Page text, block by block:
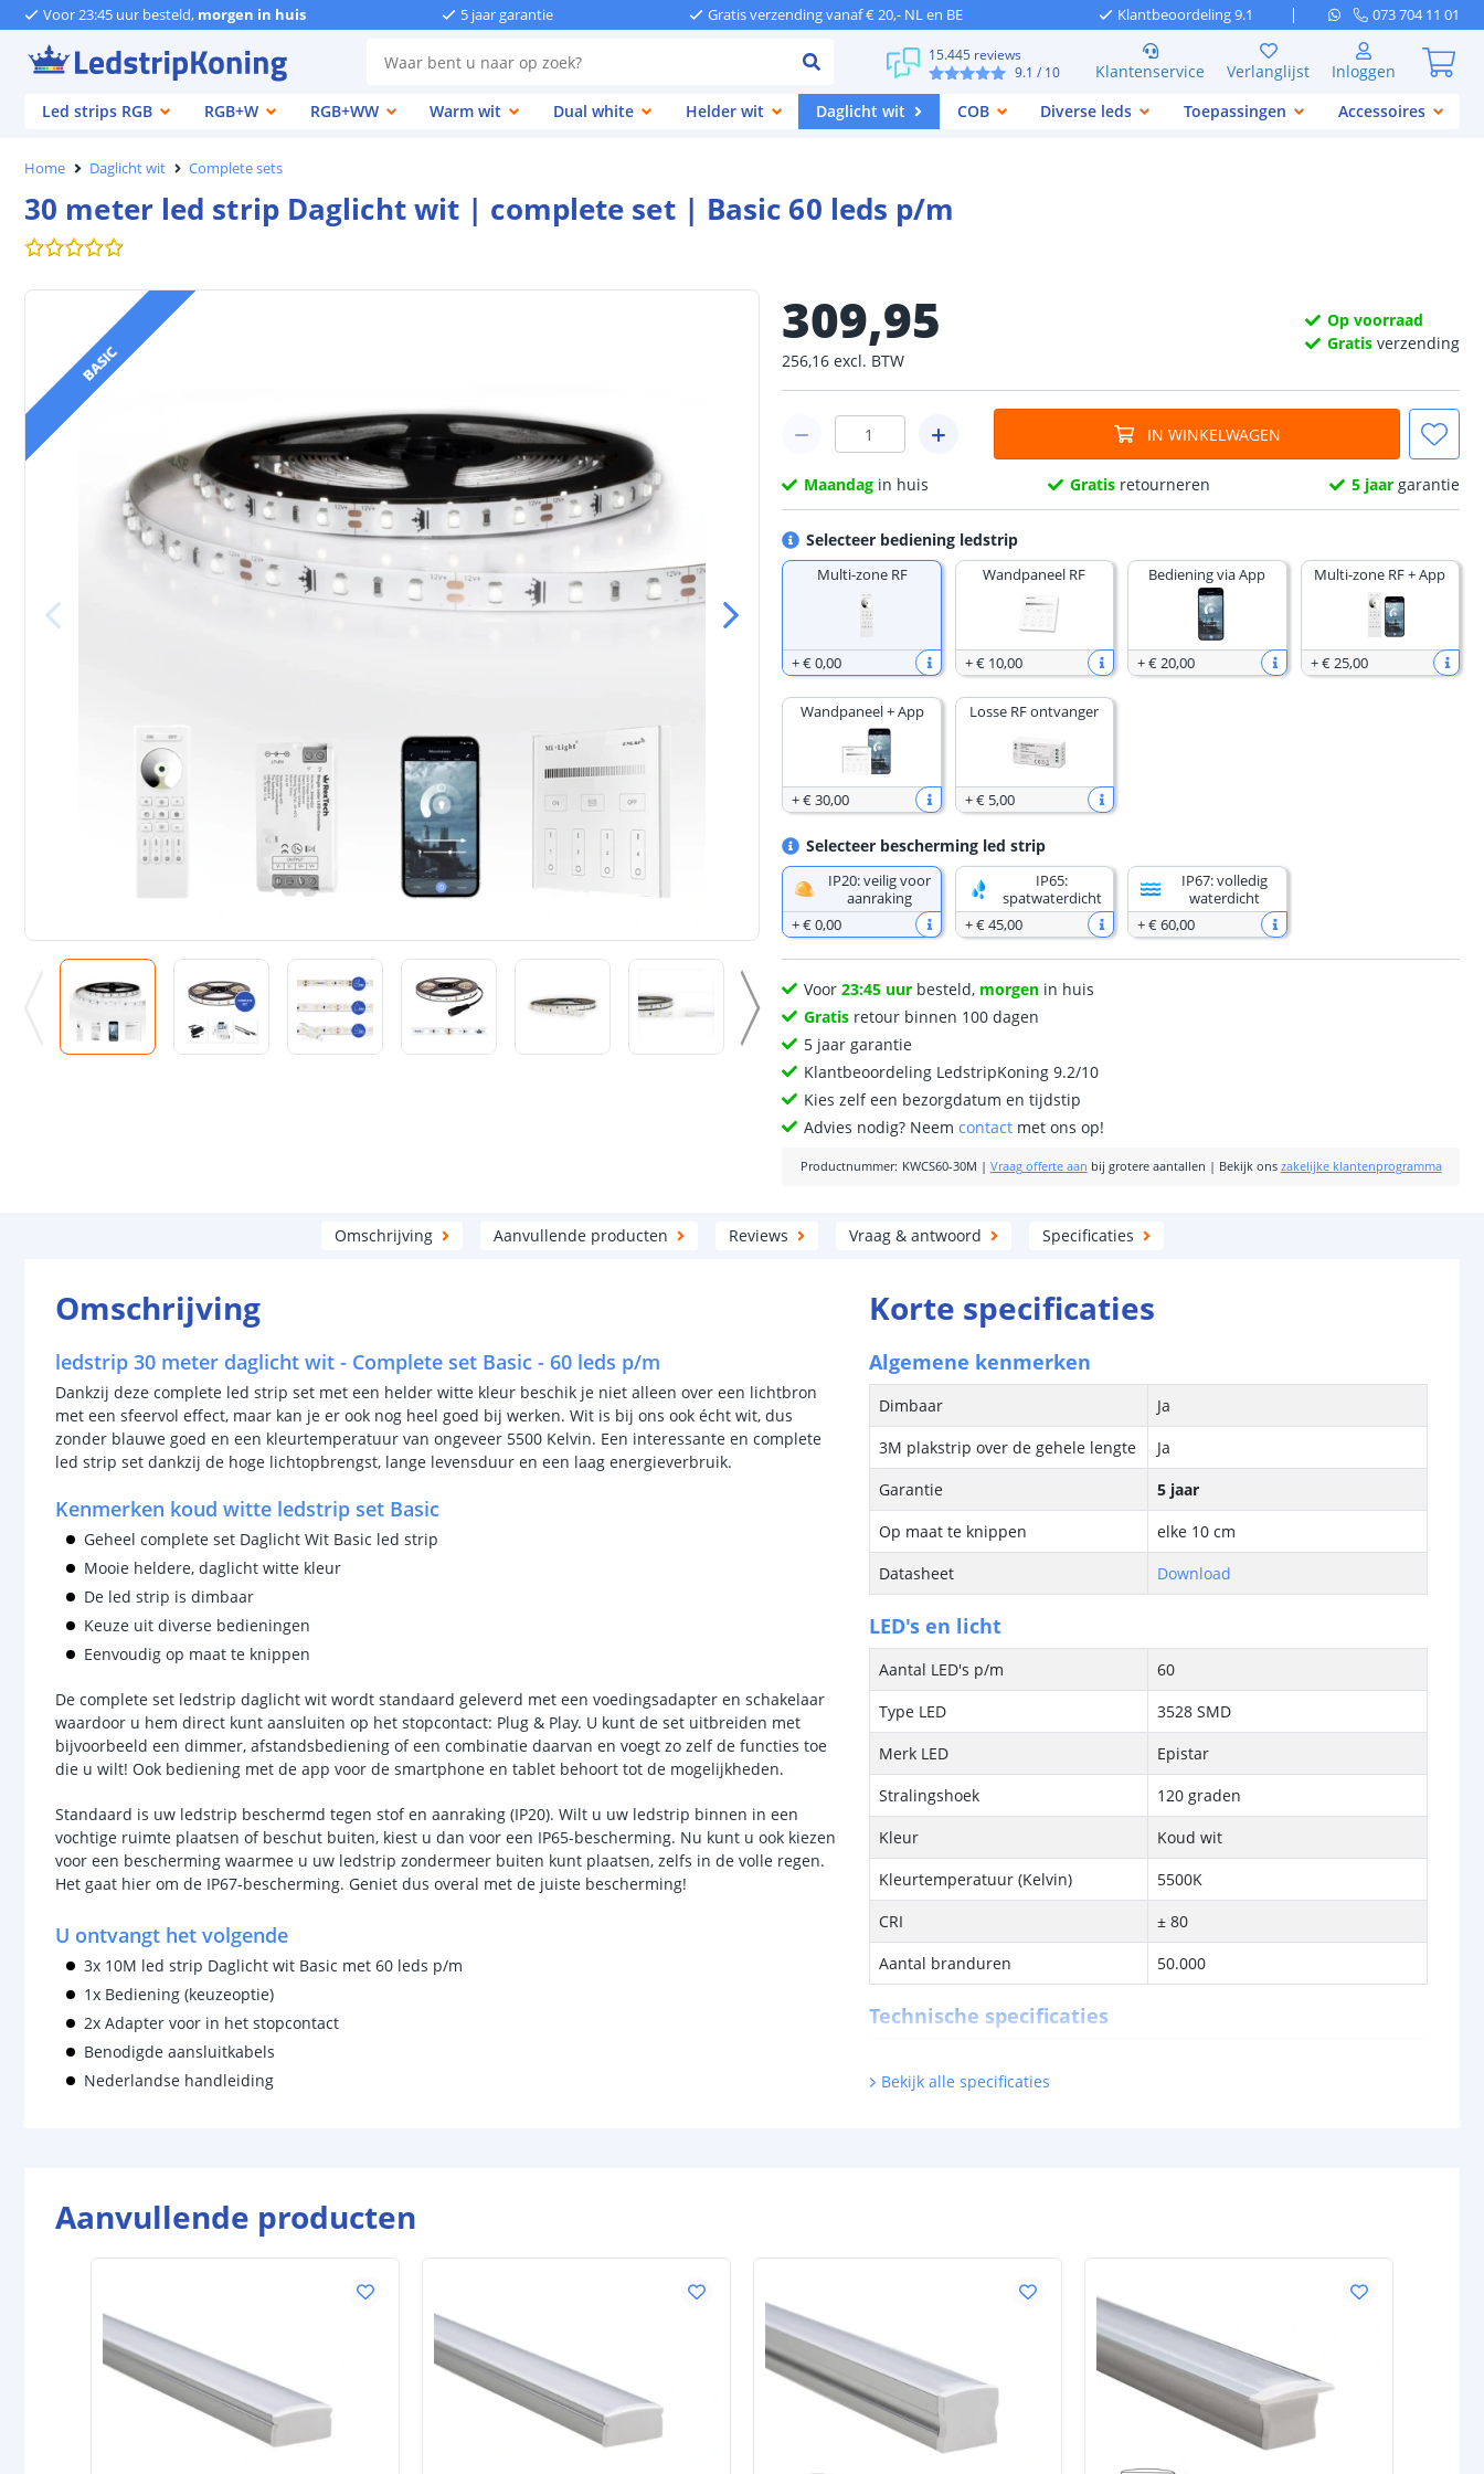
Voor 23:45 uur besteld, morgen in huis 5 jaar garantie Gratis verzending vanaf € 20,- NL en BE Klantbeoordeling 9.1 073 704 11 01
15.445 reviews
9.1 / 10 Klantenservice Verlanglijst
Inloggen
Led strips RGB
RGB+W RGB+WW Warm wit Dual white Helder wit Daglicht wit COB Diverse leds Toepassingen Accessoires
Home Daglicht wit Complete sets
30 meter led strip Daglicht wit | complete set | Basic 60 leds p/m
BASIC
309,95
256,16 excl. BTW
Op voorraad
Gratis verzending
IN WINKELWAGEN
Maandag in huis Gratis retourneren 5 jaargarantie
Selecteer bediening ledstrip
Multi-zone RF
+€ 0,00
Wandpaneel RF
+€ 10,00
Bediening via App
+€ 20,00
Multi-zone RF + App
+€ 25,00
Wandpaneel + App
+€ 30,00
Losse RF ontvanger
+€ 5,00
Selecteer bescherming led strip
IP20: veilig voor
aanraking
+€ 0,00
IP65:
spatwaterdicht
+€ 45,00
IP67: volledig
waterdicht
+€ 60,00
Voor23:45 uur besteld, morgen in huis
Gratis retour binnen 100 dagen
5 jaar garantie
Klantbeoordeling LedstripKoning 9.2/10
Kies zelf een bezorgdatum en tijdstip
Advies nodig? Neemcontact met ons op!
Productnummer: KWCS60-30M | Vraag offerte aan bij grotere aantallen | Bekijk ons zakelijke klantenprogramma
Omschrijving Aanvullende producten Reviews Vraag & antwoord Specificaties
Omschrijving
ledstrip 30 meter daglicht wit - Complete set Basic - 60 leds p/m
Dankzij deze complete led strip set met een helder witte kleur beschik je niet alleen over een lichtbron
met een sfeervol effect, maar kan je er ook nog heel goed bij werken. Wit is bij ons ook écht wit, dus
zonder blauwe goed en een kleurtemperatuur van ongeveer 5500 Kelvin. Een interessante en complete
led strip set dankzij de hoge lichtopbrengst, lange levensduur en een laag energieverbruik.
Kenmerken koud witte ledstrip set Basic
Geheel complete set Daglicht Wit Basic led strip
Mooie heldere, daglicht witte kleur
De led strip is dimbaar
Keuze uit diverse bedieningen
Eenvoudig op maat te knippen
De complete set ledstrip daglicht wit wordt standaard geleverd met een voedingsadapter en schakelaar
waardoor u hem direct kunt aansluiten op het stopcontact: Plug & Play. U kunt de set uitbreiden met
bijvoorbeeld een dimmer, afstandsbediening of een combinatie daarvan en voegt zo zelf de functies toe
die u wilt! Ook bediening met de app voor de smartphone en tablet behoort tot de mogelijkheden.
Standaard is uw ledstrip beschermd tegen stof en aanraking (IP20). Wilt u uw ledstrip binnen in een
vochtige ruimte plaatsen of beschut buiten, kiest u dan voor een IP65-bescherming. Nu kunt u ook kiezen
voor een bescherming waarmee u uw ledstrip zondermeer buiten kunt plaatsen, zelfs in de volle regen.
Het gaat hier om de IP67-bescherming. Geniet dus overal met de juiste bescherming!
U ontvangt het volgende
3x 10M led strip Daglicht wit Basic met 60 leds p/m
1x Bediening (keuzeoptie)
2x Adapter voor in het stopcontact
Benodigde aansluitkabels
Nederlandse handleiding
Korte specificaties
Algemene kenmerken
Dimbaar
Ja
3M plakstrip over de gehele lengte
Ja
Garantie
5 jaar
Op maat te knippen
elke 10 cm
Datasheet
Download
LED's en licht
Aantal LED's p/m
60
Type LED
3528 SMD
Merk LED
Epistar
Stralingshoek
120 graden
Kleur
Koud wit
Kleurtemperatuur (Kelvin)
5500K
CRI
± 80
Aantal branduren
50.000
Technische specificaties
Strip eigenschappen
IP20, IP65 of IP67
Materiaal waterdichte
bescherming (IP65/67)
Siliconen
Achtergrondkleur strip (PCB)
Bekijk alle specificaties
Aanvullende producten